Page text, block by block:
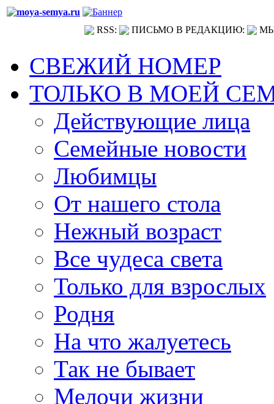
RSS: ПИСЬМО В РЕДАКЦИЮ:
СВЕЖИЙ НОМЕР
ТОЛЬКО В МОЕЙ
Действующие лица
Семейные новости
Любимцы
От нашего стола
Нежный возраст
Все чудеса света
Только для взрослых
Родня
На что жалуетесь
Так не бывает
Мелочи жизни